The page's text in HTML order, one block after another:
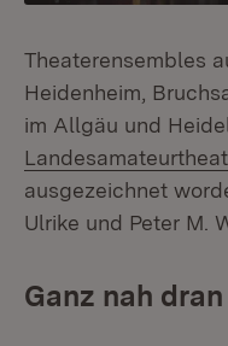
Theaterensembles
Heidenheim,
im Allgäu und
ausgezeichnet
Ulrike und Peter M.
Ganz nah